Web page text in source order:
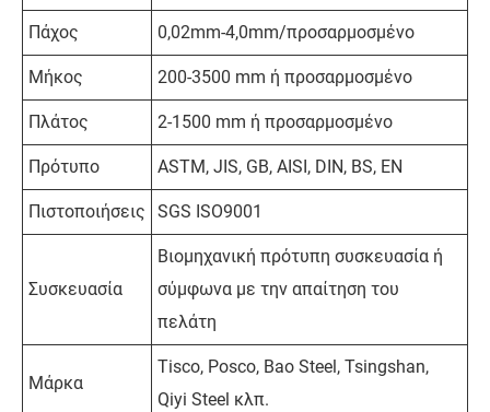
Πάχος 0,02mm-4,0mm/προσαρμοσμένο
Μήκος 200-3500 mm ή προσαρμοσμένο
Πλάτος 2-1500 mm ή προσαρμοσμένο
Πρότυπο ASTM, JIS, GB, AISI, DIN, BS, EN
Πιστοποιήσεις SGS ISO9001
Συσκευασία
Βιομηχανική πρότυπη συσκευασία ή
σύμφωνα με την απαίτηση του
πελάτη
Μάρκα
Tisco, Posco, Bao Steel, Tsingshan,
Qiyi Steel κλπ.